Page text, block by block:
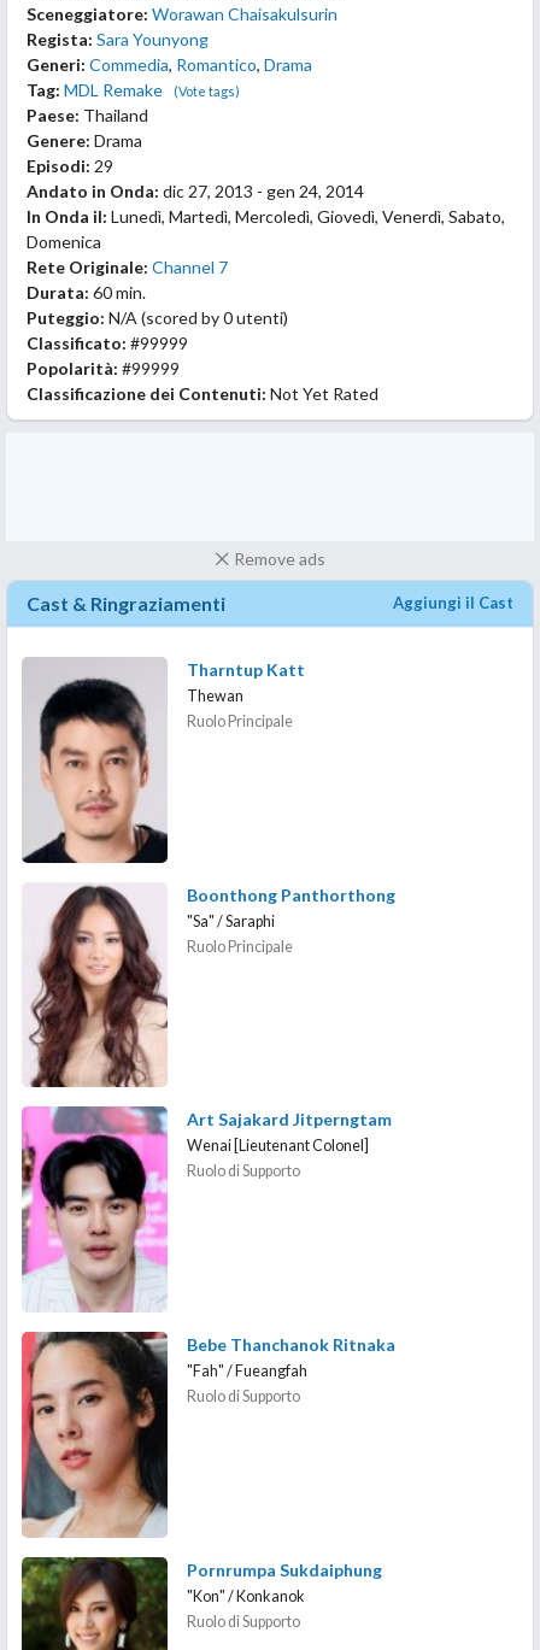
Sceneggiatore: Worawan Chaisakulsurin
Regista: Sara Younyong
Generi: Commedia, Romantico, Drama
Tag: MDL Remake (Vote tags)
Paese: Thailand
Genere: Drama
Episodi: 29
Andato in Onda: dic 27, 2013 - gen 24, 2014
In Onda il: Lunedì, Martedì, Mercoledì, Giovedì, Venerdì, Sabato,
Domenica
Rete Originale: Channel 7
Durata: 60 min.
Puteggio: N/A (scored by0 utenti)
Classificato: #99999
Popolarità: #99999
Classificazione dei Contenuti: Not Yet Rated
Remove ads
Cast & Ringraziamenti Aggiungi il Cast
Tharntup Katt
Thewan
Ruolo Principale
Boonthong Panthorthong
"Sa" / Saraphi
Ruolo Principale
Art Sajakard Jitperngtam
Wenai [Lieutenant Colonel]
Ruolo di Supporto
Bebe Thanchanok Ritnaka
"Fah" / Fueangfah
Ruolo di Supporto
Pornrumpa Sukdaiphung
"Kon" / Konkanok
Ruolo di Supporto